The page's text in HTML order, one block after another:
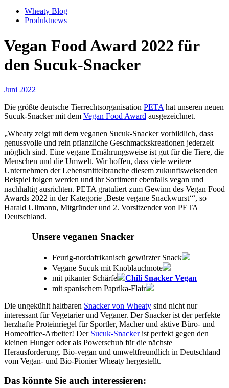
Wheaty Blog
Produktnews
Vegan Food Award 2022 für
den Sucuk-Snacker
Juni 2022
Die größte deutsche Tierrechtsorganisation PETA hat unseren neuen
Sucuk-Snacker mit dem Vegan Food Award ausgezeichnet.
„Wheaty zeigt mit dem veganen Sucuk-Snacker vorbildlich, dass
genussvolle und rein pflanzliche Geschmackskreationen jederzeit
möglich sind. Eine vegane Ernährungsweise ist gut für die Tiere, die
Menschen und die Umwelt. Wir hoffen, dass viele weitere
Unternehmen der Lebensmittelbranche diesem zukunftsweisenden
Beispiel folgen werden und ihr Sortiment ebenfalls vegan und
nachhaltig ausrichten. PETA gratuliert zum Gewinn des Vegan Food
Awards 2022 in der Kategorie ‚Beste vegane Snackwurst‘“, so
Harald Ullmann, Mitgründer und 2. Vorsitzender von PETA
Deutschland.
Unsere veganen Snacker
Feurig-nordafrikanisch gewürzter Snack
Vegane Sucuk mit Knoblauchnote
mit pikanter Schärfe
Chili Snacker Vegan
mit spanischem Paprika-Flair
Die ungekühlt haltbaren Snacker von Wheaty sind nicht nur
interessant für Vegetarier und Veganer. Der Snacker ist der perfekte
herzhafte Proteinriegel für Sportler, Macher und aktive Büro- und
Homeoffice-Arbeiter! Der Sucuk-Snackerist perfekt gegen den
kleinen Hunger oder als Powerschub für die nächste
Herausforderung. Bio-vegan und umweltfreundlich in Deutschland
vom Vegan- und Bio-Pionier Wheaty hergestellt.
Das könnte Sie auch interessieren: